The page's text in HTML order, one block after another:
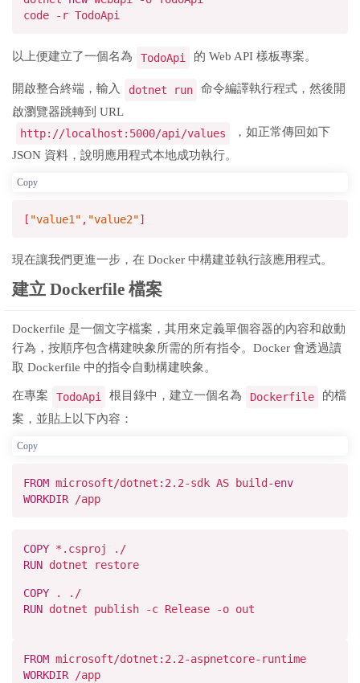
code -r TodoApi
以上便建立了一個名為 TodoApi 的 Web API 樣板專案。
開啟整合終端，輸入 dotnet run
命令編譯執行程式，然後開
啟瀏覽器跳轉到 URL
http://localhost:5000/api/values
，如正常傳回如下
JSON 資料，說明應用程式本地成功執行。
Copy
[ "value1" , "value2"]
現在讓我們更進一步，在 Docker 中構建並執行該應用程式。
建立 Dockerfile 檔案
Dockerfile 是一個文字檔案，其用來定義單個容器的內容和啟動
行為，按順序包含構建映象所需的所有指令。Docker 會透過讀
取 Dockerfile 中的指令自動構建映象。
在專案 TodoApi 根目錄中，建立一個名為 Dockerfile
的檔
案，並貼上以下內容：
Copy
FROMmicrosoft/dotnet: 2.2-sdk AS build-env
WORKDIR/app
COPY*.csproj ./
RUNdotnet restore
COPY. ./
RUNdotnet publish -c Release -o out
FROMmicrosoft/dotnet: 2.2-aspnetcore-runtime
WORKDIR/app